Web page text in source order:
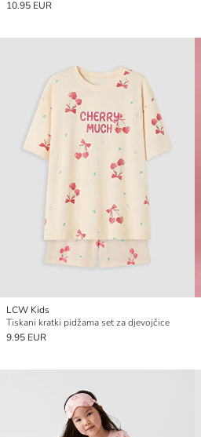
10.95 EUR
LCW Kids
Tiskani kratki pidžama set za djevojčice
9.95 EUR